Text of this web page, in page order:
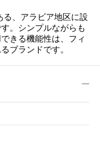
、アラビア地区に設
。シンプルながらも
きる機能性は、フィ
ブランドです。